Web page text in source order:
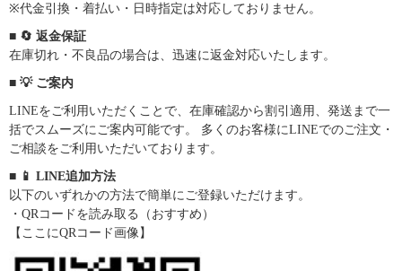
※代金引換・着払い・日時指定は対応しておりません。
■ 🔄 返金保証
在庫切れ・不良品の場合は、迅速に返金対応いたします。
■ 💡 ご案内
LINEをご利用いただくことで、在庫確認から割引適用、発送まで一
括でスムーズにご案内可能です。 多くのお客様にLINEでのご注文・
ご相談をご利用いただいております。
■ 📱 LINE追加方法
以下のいずれかの方法で簡単にご登録いただけます。
・QRコードを読み取る（おすすめ）
【ここにQRコード画像】